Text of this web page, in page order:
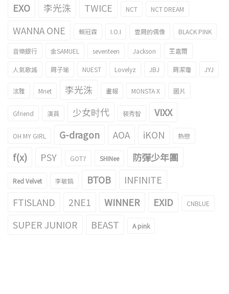
EXO 李光洙 TWICE NCT NCT DREAM
WANNA ONE 賴冠霖 I.O.I 壹周的偶像 BLACK PINK
音樂銀行 金SAMUEL seventeen Jackson 王嘉爾
人氣歌謠 周子瑜 NUEST Lovelyz JBJ 周潔瓊 JYJ
泫雅 Mnet 李光洙 畫報 MONSTA X 圖片
Gfriend 演員 少女时代 裴秀智 VIXX
OH MY GIRL G-dragon AOA iKON 熱戀
f(x) PSY GOT7 SHINee 防彈少年團
Red Velvet 李敏鎬 BTOB
INFINITE
FTISLAND
2NE1 WINNER EXID CNBLUE
SUPER JUNIOR BEAST A pink